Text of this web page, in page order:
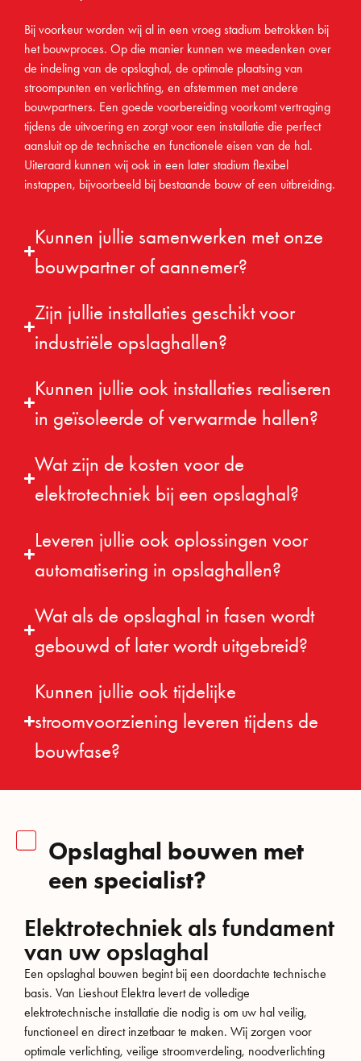
Bij voorkeur worden wij al in een vroeg stadium betrokken bij
het bouwproces. Op die manier kunnen we meedenken over
de indeling van de opslaghal, de optimale plaatsing van
stroompunten en verlichting, en afstemmen met andere
bouwpartners. Een goede voorbereiding voorkomt vertraging
tijdens de uitvoering en zorgt voor een installatie die perfect
aansluit op de technische en functionele eisen van de hal.
Uiteraard kunnen wij ook in een later stadium flexibel
instappen, bijvoorbeeld bij bestaande bouw of een uitbreiding.
Kunnen jullie samenwerken met onze
bouwpartner of aannemer?
Zijn jullie installaties geschikt voor
industriële opslaghallen?
Kunnen jullie ook installaties realiseren
in geïsoleerde of verwarmde hallen?
Wat zijn de kosten voor de
elektrotechniek bij een opslaghal?
Leveren jullie ook oplossingen voor
automatisering in opslaghallen?
Wat als de opslaghal in fasen wordt
gebouwd of later wordt uitgebreid?
Kunnen jullie ook tijdelijke
stroomvoorziening leveren tijdens de
bouwfase?
Opslaghal bouwen met
een specialist?
Elektrotechniek als fundament
van uw opslaghal
Een opslaghal bouwen begint bij een doordachte technische
basis. Van Lieshout Elektra levert de volledige
elektrotechnische installatie die nodig is om uw hal veilig,
functioneel en direct inzetbaar te maken. Wij zorgen voor
optimale verlichting, veilige stroomverdeling, noodverlichting